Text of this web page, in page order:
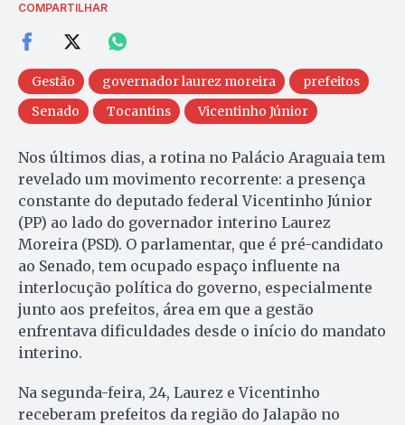
COMPARTILHAR
Gestão governador laurez moreira
prefeitos
Senado
Tocantins Vicentinho Júnior
Nos últimos dias, a rotina no Palácio Araguaia tem
revelado um movimento recorrente: a presença
constante do deputado federal Vicentinho Júnior
(PP) ao lado do governador interino Laurez
Moreira (PSD). O parlamentar, que é pré-candidato
ao Senado, tem ocupado espaço influente na
interlocução política do governo, especialmente
junto aos prefeitos, área em que a gestão
enfrentava dificuldades desde o início do mandato
interino.
Na segunda-feira, 24, Laurez e Vicentinho
receberam prefeitos da região do Jalapão no